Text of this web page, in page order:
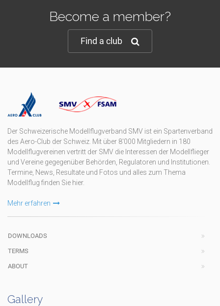
Become a member?
Find a club
Der Schweizerische Modellflugverband SMV ist ein Spartenverband
des Aero-Club der Schweiz. Mit über 8'000 Mitgliedern in 180
Modellflugvereinen vertritt der SMV die Interessen der Modellflieger
und Vereine gegegenüber Behörden, Regulatoren und Institutionen.
Termine, News, Resultate und Fotos und alles zum Thema
Modellflug finden Sie hier.
Mehr erfahren
DOWNLOADS
TERMS
ABOUT
Gallery